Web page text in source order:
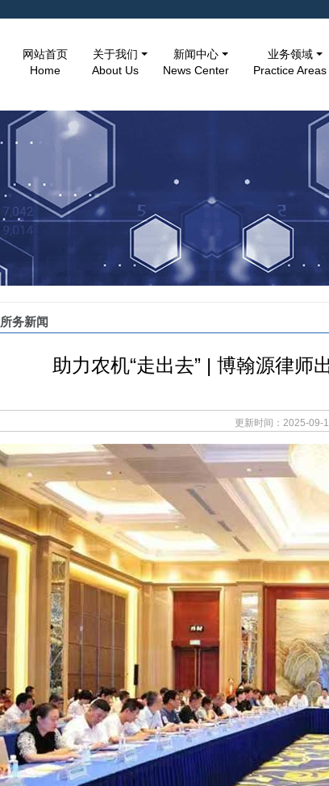
网站首页
Home
关于我们
About Us
新闻中心
News Center
业务领域
Practice Areas
所务新闻
助力农机“走出去” | 博翰源律
更新时间：2025-09-